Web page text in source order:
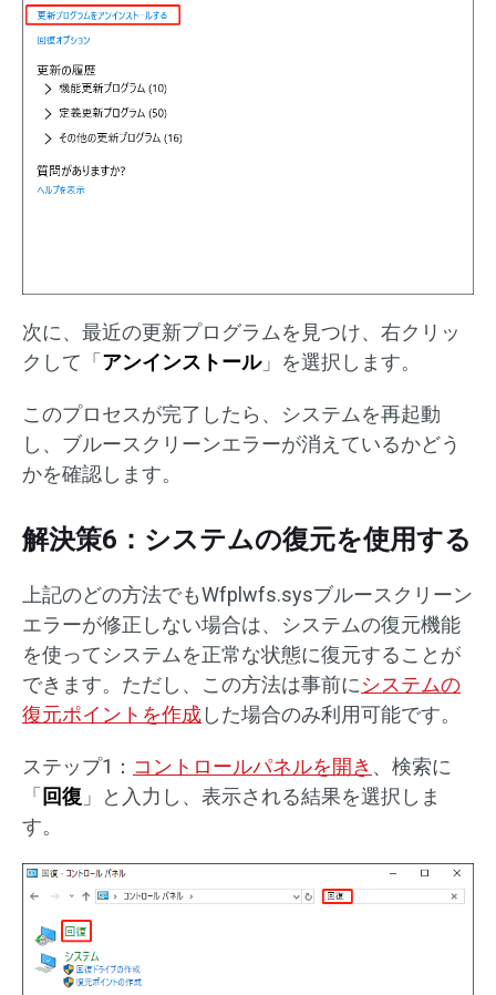
次に、最近の更新プログラムを見つけ、右クリッ
クして「 アンインストール」を選択します。
このプロセスが完了したら、システムを再起動
し、ブルースクリーンエラーが消えているかどう
かを確認します。
解決策6：システムの復元を使用する
上記のどの方法でもWfplwfs.sysブルースクリーン
エラーが修正しない場合は、システムの復元機能
を使ってシステムを正常な状態に復元することが
できます。ただし、この方法は事前にシステムの
復元ポイントを作成した場合のみ利用可能です。
ステップ1： コントロールパネルを開き 、検索に
「 回復 」と入力し、表示される結果を選択しま
す。